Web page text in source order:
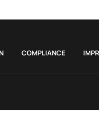
COMPLIANCE